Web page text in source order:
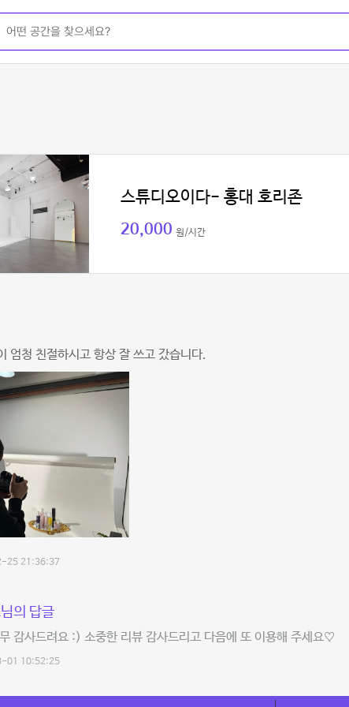
스튜디오이다- 홍대 호리존
20,000 원/시간
엄청 친절하시고 항상 잘 쓰고 갔습니다.
25 21:36:37
의 답글
감사드려요 :) 소중한 리뷰 감사드리고 다음에 또 이용해 주세요♡
01 10:52:25